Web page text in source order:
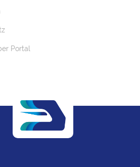
Portal